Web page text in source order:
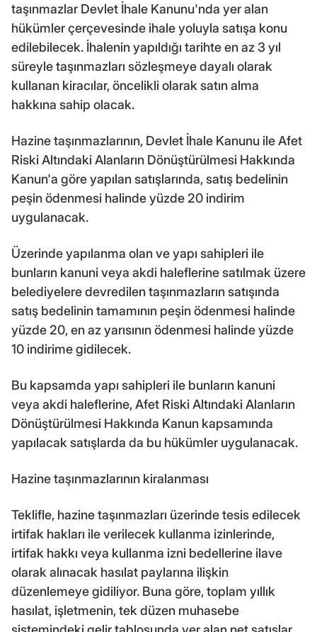
taşınmazlar Devlet İhale Kanunu'nda yer alan
hükümler çerçevesinde ihale yoluyla satışa konu
edilebilecek. İhalenin yapıldığı tarihte en az 3 yıl
süreyle taşınmazları sözleşmeye dayalı olarak
kullanan kiracılar, öncelikli olarak satın alma
hakkına sahip olacak.
Hazine taşınmazlarının, Devlet İhale Kanunu ile Afet
Riski Altındaki Alanların Dönüştürülmesi Hakkında
Kanun'a göre yapılan satışlarında, satış bedelinin
peşin ödenmesi halinde yüzde 20 indirim
uygulanacak.
Üzerinde yapılanma olan ve yapı sahipleri ile
bunların kanuni veya akdi haleflerine satılmak üzere
belediyelere devredilen taşınmazların satışında
satış bedelinin tamamının peşin ödenmesi halinde
yüzde 20, en az yarısının ödenmesi halinde yüzde
10 indirime gidilecek.
Bu kapsamda yapı sahipleri ile bunların kanuni
veya akdi haleflerine, Afet Riski Altındaki Alanların
Dönüştürülmesi Hakkında Kanun kapsamında
yapılacak satışlarda da bu hükümler uygulanacak.
Hazine taşınmazlarının kiralanması
Teklifle, hazine taşınmazları üzerinde tesis edilecek
irtifak hakları ile verilecek kullanma izinlerinde,
irtifak hakkı veya kullanma izni bedellerine ilave
olarak alınacak hasılat paylarına ilişkin
düzenlemeye gidiliyor. Buna göre, toplam yıllık
hasılat, işletmenin, tek düzen muhasebe